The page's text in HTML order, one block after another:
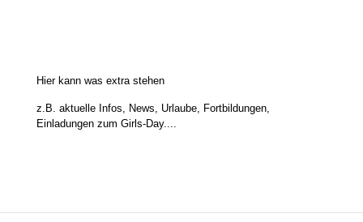
Hier kann was extra stehen
z.B. aktuelle Infos, News, Urlaube, Fortbildungen,
Einladungen zum Girls-Day....